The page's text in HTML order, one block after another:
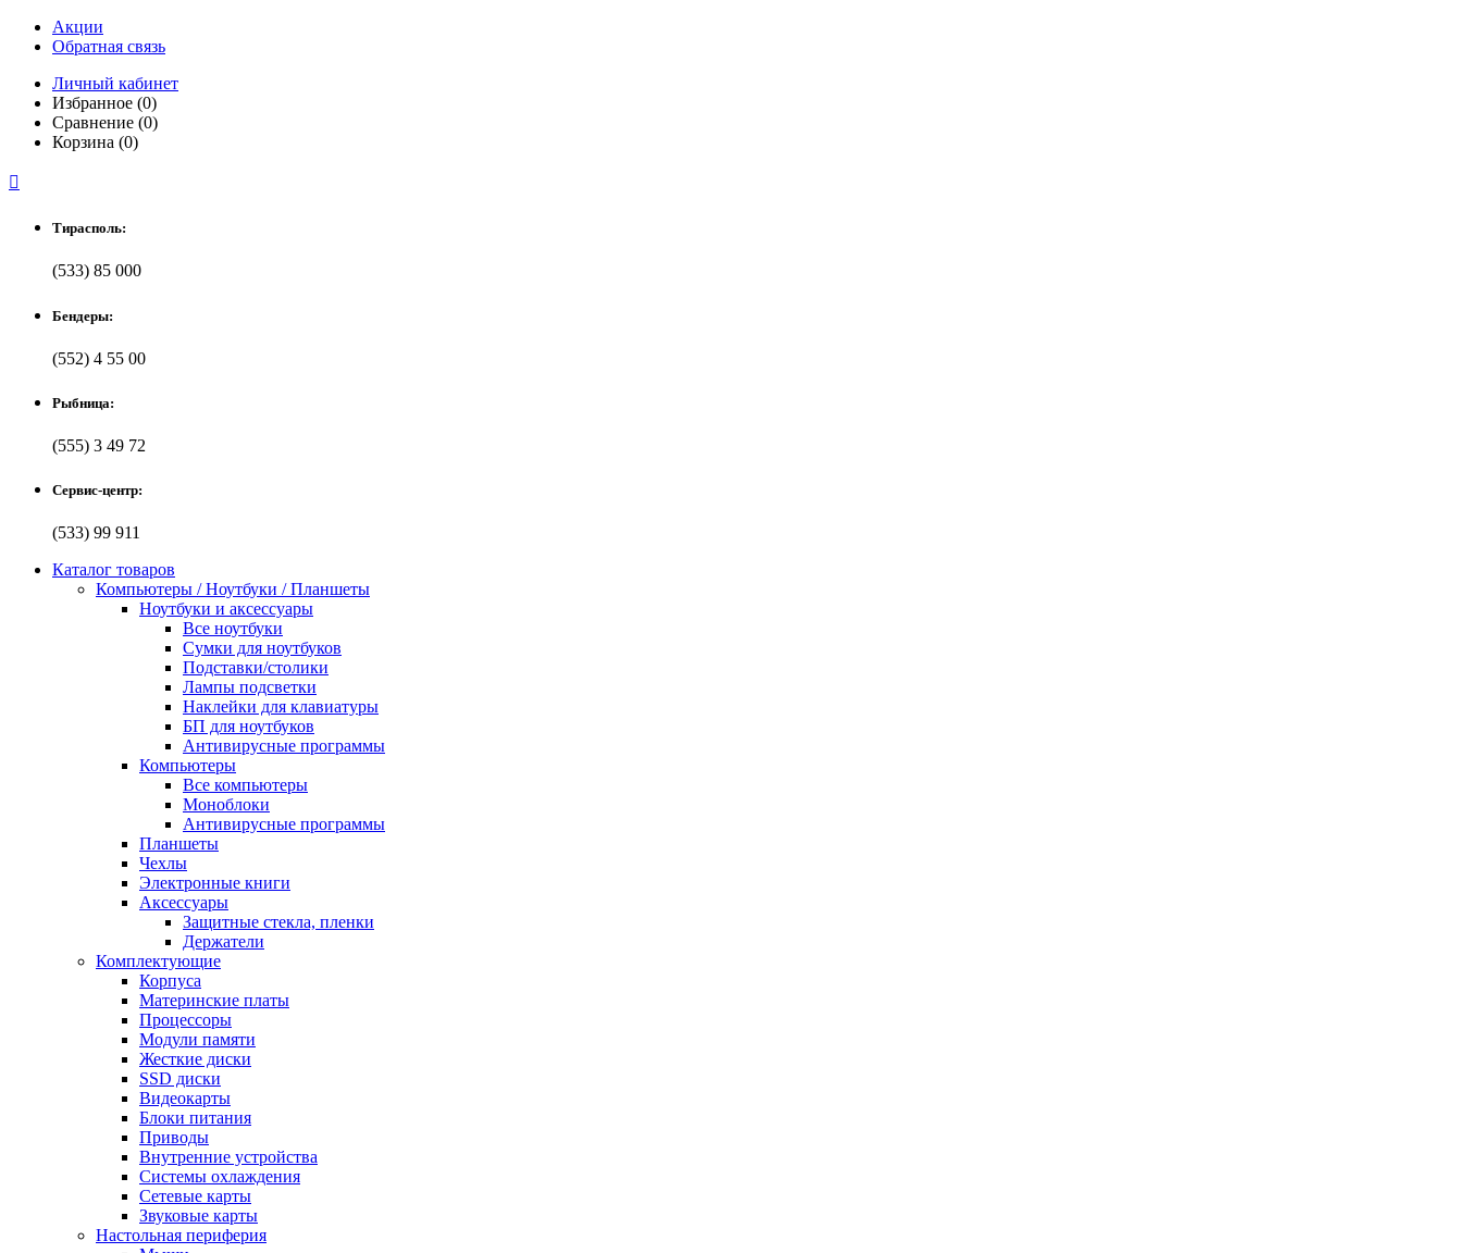
Акции
Обратная связь
Личный кабинет
Избранное (0)
Сравнение (0)
Корзина (0)

Тирасполь:
(533) 85 000
Бендеры:
(552) 4 55 00
Рыбница:
(555) 3 49 72
Сервис-центр:
(533) 99 911
Каталог товаров
Компьютеры / Ноутбуки / Планшеты
Ноутбуки и аксессуары
Все ноутбуки
Сумки для ноутбуков
Подставки/столики
Лампы подсветки
Наклейки для клавиатуры
БП для ноутбуков
Антивирусные программы
Компьютеры
Все компьютеры
Моноблоки
Антивирусные программы
Планшеты
Чехлы
Электронные книги
Аксессуары
Защитные стекла, пленки
Держатели
Комплектующие
Корпуса
Материнские платы
Процессоры
Модули памяти
Жесткие диски
SSD диски
Видеокарты
Блоки питания
Приводы
Внутренние устройства
Системы охлаждения
Сетевые карты
Звуковые карты
Настольная периферия